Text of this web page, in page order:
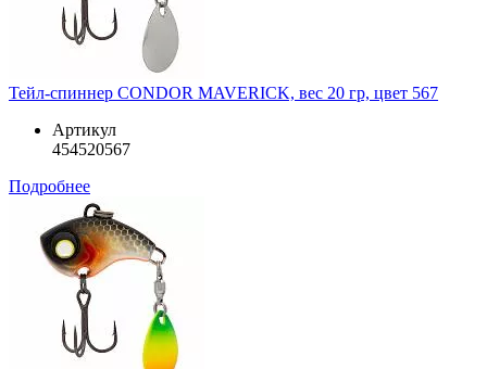
Тейл-спиннер CONDOR MAVERICK, вес 20 гр, цвет 567
Артикул
454520567
Подробнее